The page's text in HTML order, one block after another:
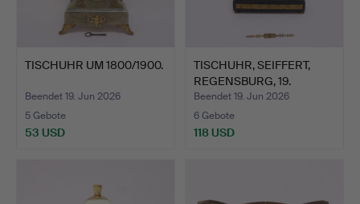
TISCHUHR UM 1800/1900.
Beendet 19. Jun 2026
5 Gebote
53 USD
TISCHUHR, SEIFFERT,
REGENSBURG, 19.
JAHRHU…
Beendet 19. Jun 2026
6 Gebote
118 USD